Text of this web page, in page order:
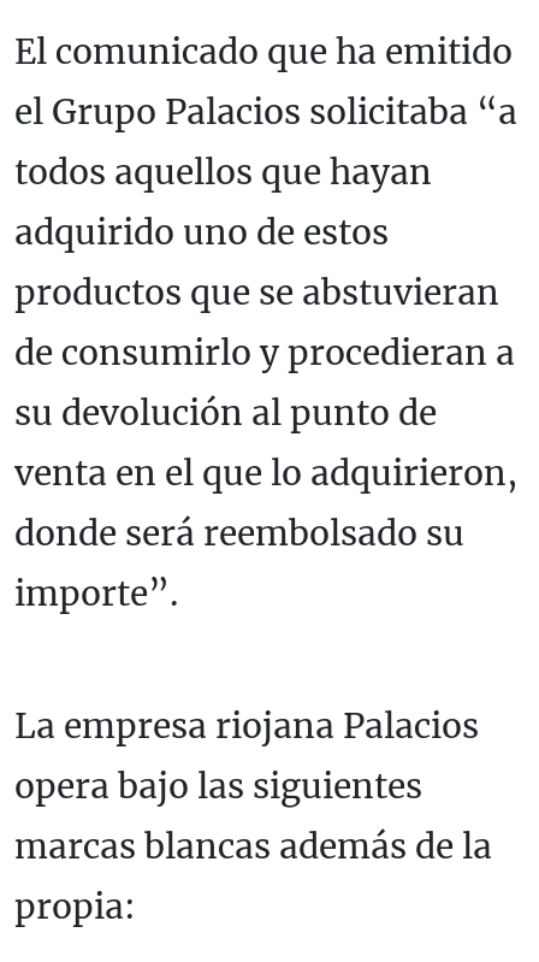
El comunicado que ha emitido
el Grupo Palacios solicitaba “a
todos aquellos que hayan
adquirido uno de estos
productos que se abstuvieran
de consumirlo y procedieran a
su devolución al punto de
venta en el que lo adquirieron,
donde será reembolsado su
importe”.
La empresa riojana Palacios
opera bajo las siguientes
marcas blancas además de la
propia: